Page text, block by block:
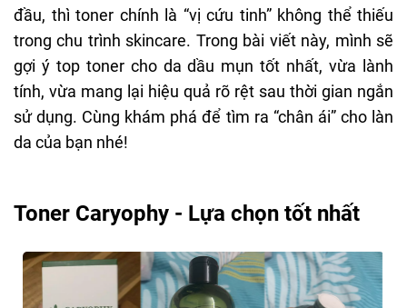
đầu, thì toner chính là “vị cứu tinh” không thể thiếu
trong chu trình skincare. Trong bài viết này, mình sẽ
gợi ý top toner cho da dầu mụn tốt nhất, vừa lành
tính, vừa mang lại hiệu quả rõ rệt sau thời gian ngắn
sử dụng. Cùng khám phá để tìm ra “chân ái” cho làn
da của bạn nhé!
Toner Caryophy - Lựa chọn tốt nhất